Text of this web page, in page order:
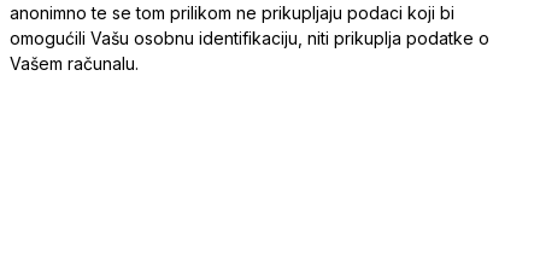
anonimno te se tom prilikom ne prikupljaju podaci koji bi
omogućili Vašu osobnu identifikaciju, niti prikuplja podatke o
Vašem računalu.